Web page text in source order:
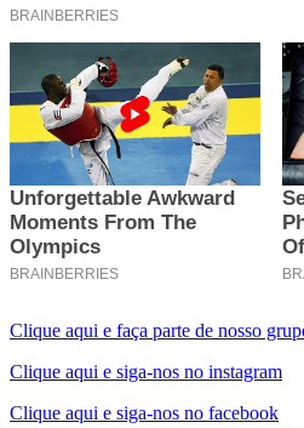
Clique aqui e faça parte de nosso
Clique aqui e siga-nos no instagram
Clique aqui e siga-nos no facebook